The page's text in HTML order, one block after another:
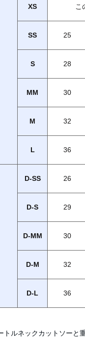
XS こ
SS 25
S 28
MM 30
M 32
L 36
D-SS 26
D-S 29
D-MM 30
D-M 32
D-L 36
トルネックカットソーと